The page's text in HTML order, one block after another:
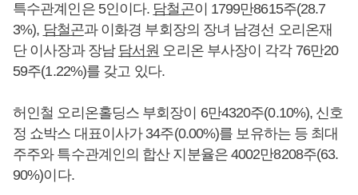
특수관계인은 5인이다. 담철곤이 1799만8615주(28.7
3%), 담철곤과 이화경 부회장의 장녀 남경선 오리온재
단 이사장과 장남 담서원 오리온 부사장이 각각 76만20
59주(1.22%)를 갖고 있다.
허인철 오리온홀딩스 부회장이 6만4320주(0.10%), 신호
정 쇼박스 대표이사가 34주(0.00%)를 보유하는 등 최대
주주와 특수관계인의 합산 지분율은 4002만8208주(63.
90%)이다.